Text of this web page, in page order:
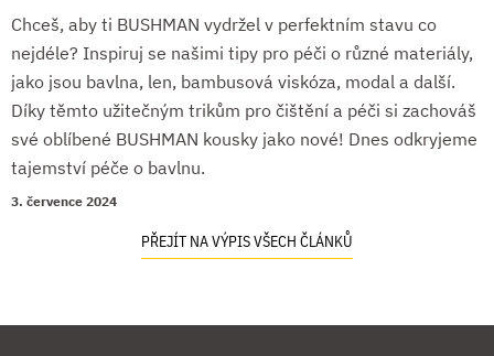
Chceš, aby ti BUSHMAN vydržel v perfektním stavu co
nejdéle? Inspiruj se našimi tipy pro péči o různé materiály,
jako jsou bavlna, len, bambusová viskóza, modal a další.
Díky těmto užitečným trikům pro čištění a péči si zachováš
své oblíbené BUSHMAN kousky jako nové! Dnes odkryjeme
tajemství péče o bavlnu.
3. července 2024
PŘEJÍT NA VÝPIS VŠECH ČLÁNKŮ